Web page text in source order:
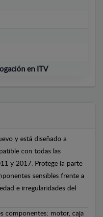
en ITV
y está diseñado a
con todas las
y 2017. Protege la parte
sensibles frente a
e irregularidades del
componentes: motor, caja